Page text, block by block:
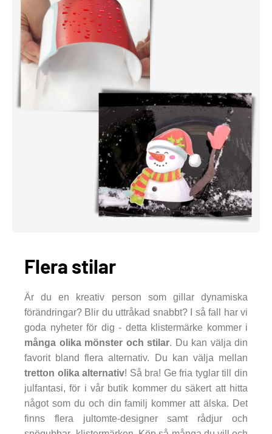
Flera stilar
Är du en kreativ person som gillar dynamiska
förändringar? Blir du uttråkad snabbt? I så fall har vi
goda nyheter för dig - detta klistermärke kommer i
många olika mönster och stilar. Du kan välja din
favorit bland flera alternativ. Du kan välja mellan
tretton olika alternativ! Så bra! Ge fria tyglar till din
julfantasi, för i vår butik kommer du säkert att hitta
något som du och din familj kommer att älska. Det
finns flera jultomte-designer samt rådjur och